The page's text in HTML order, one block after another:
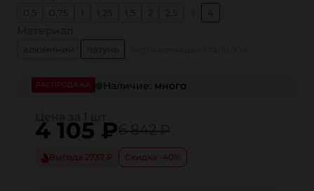
РАСПРОДАЖА Наличие: много
4 105 ₽6 842 ₽
Выгода 2737 ₽ Скидка -40%
0,75